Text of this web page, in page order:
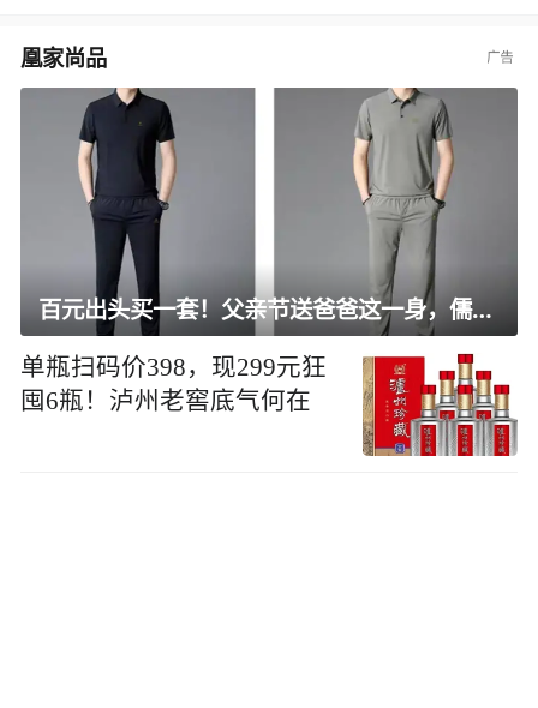
凰家尚品
百元出头买一套！父亲节送爸爸这一身，儒雅有型还凉爽
单瓶扫码价398，现299元狂
囤6瓶！泸州老窖底气何在